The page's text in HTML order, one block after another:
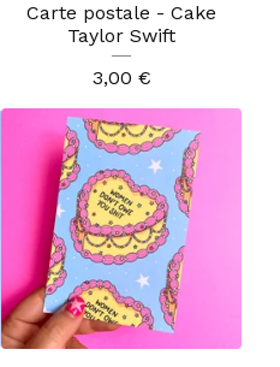
Carte postale - Cake
Taylor Swift
3,00 €